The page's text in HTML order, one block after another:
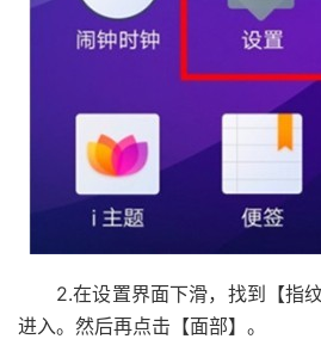
2.在设置界面下滑，找到【指
进入。然后再点击【面部】。